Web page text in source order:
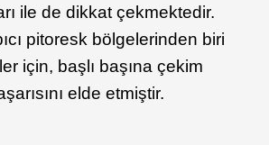
ile de dikkat çekmektedir.
pitoresk bölgelerinden biri
için, başlı başına çekim
elde etmiştir.